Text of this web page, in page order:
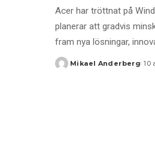
Acer har tröttnat på
planerar att gradvis
fram nya lösningar,
Posted
Mikael Anderberg 10